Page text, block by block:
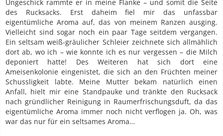
Ungeschick rammte er in meine Flanke – und somit die Seite
des Rucksacks. Erst daheim fiel mir das unfassbar
eigentümliche Aroma auf, das von meinem Ranzen ausging.
Vielleicht sind sogar noch ein paar Tage seitdem vergangen.
Ein seltsam weiß-gräulicher Schleier zeichnete sich allmählich
dort ab, wo ich – wie konnte ich es nur vergessen – die Milch
deponiert hatte! Des Weiteren hat sich dort eine
Ameisenkolonie eingenistet, die sich an den Früchten meiner
Schussligkeit labte. Meine Mutter bekam natürlich einen
Anfall, hielt mir eine Standpauke und tränkte den Rucksack
nach gründlicher Reinigung in Raumerfrischungsduft, da das
eigentümliche Aroma immer noch nicht verflogen ja. Oh, was
war das nur für ein seltsames Aroma…